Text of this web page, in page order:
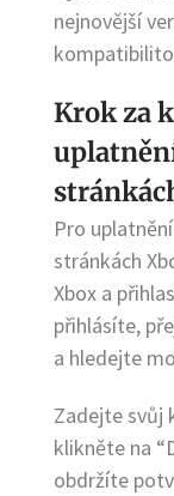
nejnovější
Krok za
Pro
stránkách
Xbox a
přihlásíte,
a hledejte
Zadejte svůj
klikněte na
obdržíte